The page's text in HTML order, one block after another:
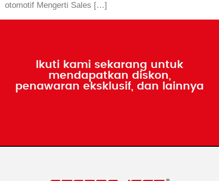
otomotif Mengerti Sales […]
Ikuti kami sekarang untuk
mendapatkan diskon,
penawaran eksklusif, dan lainnya